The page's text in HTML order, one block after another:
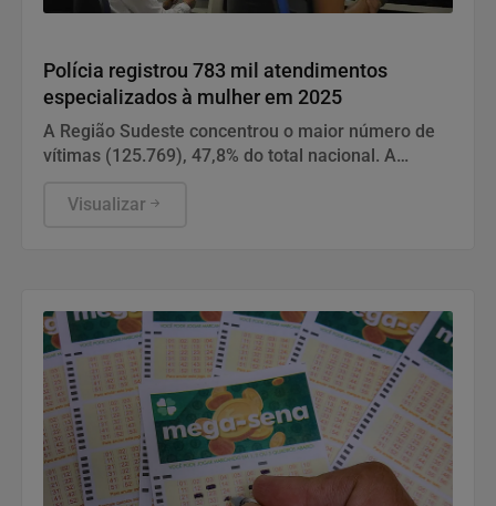
Polícia registrou 783 mil atendimentos
especializados à mulher em 2025
A Região Sudeste concentrou o maior número de
vítimas (125.769), 47,8% do total nacional. A
Visualizar